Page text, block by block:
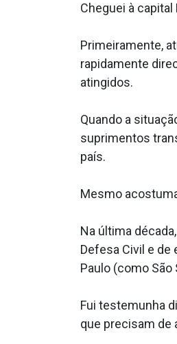
Cheguei à
Primeiramente,
rapidamente
atingidos.
Quando a
suprimentos
país.
Mesmo
Na última
Defesa Civil e
Paulo (como São
Fui testemunha
que precisam de